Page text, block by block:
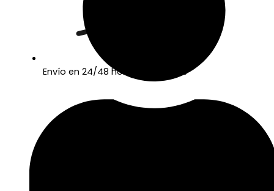
Envío en 24/48 horas laborables